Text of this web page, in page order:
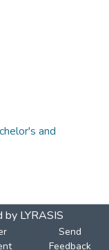
and
LYRASIS
Send
Feedback